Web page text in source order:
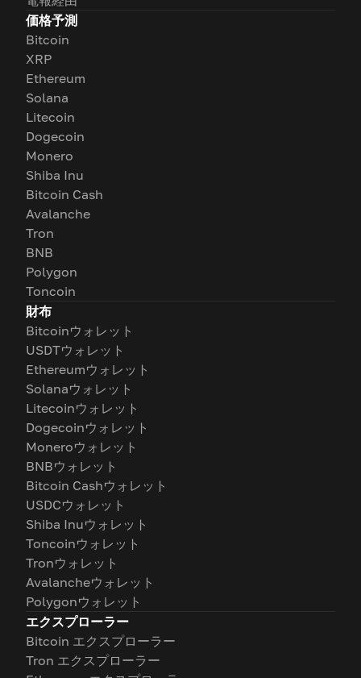
価格予測
Bitcoin
XRP
Ethereum
Solana
Litecoin
Dogecoin
Monero
Shiba Inu
Bitcoin Cash
Avalanche
Tron
BNB
Polygon
Toncoin
財布
Bitcoinウォレット
USDTウォレット
Ethereumウォレット
Solanaウォレット
Litecoinウォレット
Dogecoinウォレット
Moneroウォレット
BNBウォレット
Bitcoin Cashウォレット
USDCウォレット
Shiba Inuウォレット
Toncoinウォレット
Tronウォレット
Avalancheウォレット
Polygonウォレット
エクスプローラー
Bitcoin エクスプローラー
Tron エクスプローラー